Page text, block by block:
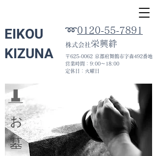
EIKOU
KIZUNA
〒625-0062 京都府舞鶴市字森492番地
​営業時間：9:00〜18:00
​定休日：火曜日
➿0120-55-7891
株式会社栄興絆
​お墓